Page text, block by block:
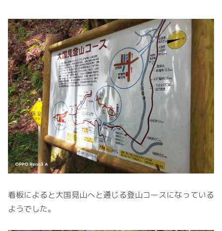
看板によると大国見山へと通じる登山コースになっている
ようでした。